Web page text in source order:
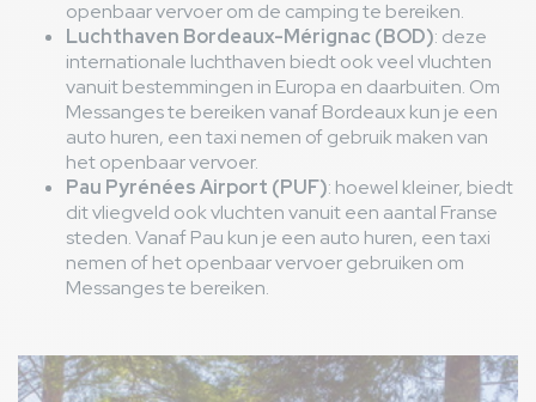
openbaar vervoer om de camping te bereiken.
Luchthaven Bordeaux-Mérignac (BOD): deze
internationale luchthaven biedt ook veel vluchten
vanuit bestemmingen in Europa en daarbuiten. Om
Messanges te bereiken vanaf Bordeaux kun je een
auto huren, een taxi nemen of gebruik maken van
het openbaar vervoer.
Pau Pyrénées Airport (PUF): hoewel kleiner, biedt
dit vliegveld ook vluchten vanuit een aantal Franse
steden. Vanaf Pau kun je een auto huren, een taxi
nemen of het openbaar vervoer gebruiken om
Messanges te bereiken.
Afbeelding